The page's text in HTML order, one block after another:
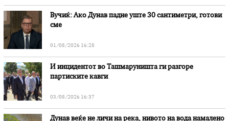
Вучиќ: Ако Дунав падне уште 30 сантиметри, готови
сме
01/08/2026 16:28
И инцидентот во Ташмаруништa ги разгоре
партиските кавги
03/08/2026 16:37
Дунав веќе не личи на река, нивото на вода намалено